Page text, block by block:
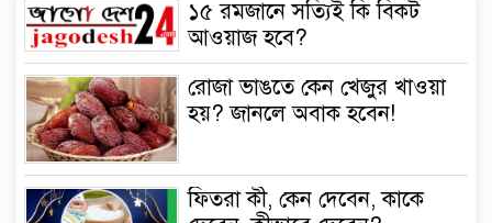
১৫ রমজানে সত্যিই কি বিকট
আওয়াজ হবে?
রোজা ভাঙতে কেন খেজুর খাওয়া
হয়? জানলে অবাক হবেন!
ফিতরা কী, কেন দেবেন, কাকে